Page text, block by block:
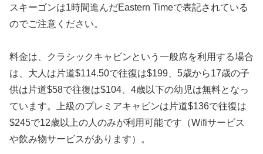
スキーゴンは1時間進んだEastern Timeで表記されている
のでご注意ください。
料金は、クラシックキャビンという一般席を利用する場合
は、大人は片道$114.50で往復は$199、5歳から17歳の子
供は片道$58で往復は$104、4歳以下の幼児は無料となっ
ています。上級のプレミアキャビンは片道$136で往復は
$245で12歳以上の人のみが利用可能です（Wifiサービス
や飲み物サービスがあります）。